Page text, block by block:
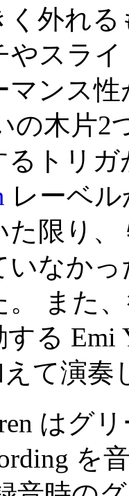
く外れ
やスラ
マンス
の木片
るトリ
レーベ
限り、
いなか
。 また
る Emi
えて演奏
はグ
を